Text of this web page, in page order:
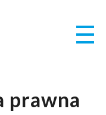
prawna